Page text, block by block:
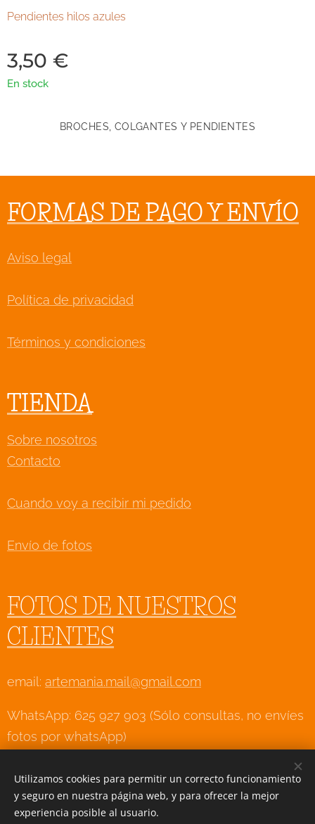
Pendientes hilos azules
3,50 €
En stock
BROCHES, COLGANTES Y PENDIENTES
FORMAS DE PAGO Y ENVÍO
Aviso legal
Política de privacidad
Términos y condiciones
TIENDA
Sobre nosotros
Contacto
Cuando voy a recibir mi pedido
Envío de fotos
FOTOS DE NUESTROS
CLIENTES
email: artemania.mail@gmail.com
WhatsApp: 625 927 903 (Sólo consultas, no envíes
fotos por whatsApp)
Creado conWebnode Cookies
Utilizamos cookies para permitir un correcto funcionamiento
y seguro en nuestra página web, y para ofrecer la mejor
experiencia posible al usuario.